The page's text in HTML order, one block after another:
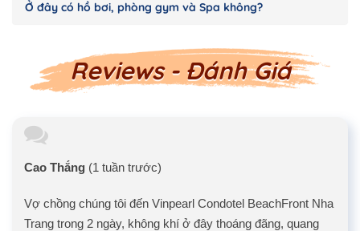
Ở đây có hồ bơi, phòng gym và Spa không?
Reviews - Đánh Giá
Cao Thắng (1 tuần trước)
Vợ chồng chúng tôi đến Vinpearl Condotel BeachFront Nha
Trang trong 2 ngày, không khí ở đây thoáng đãng, quang